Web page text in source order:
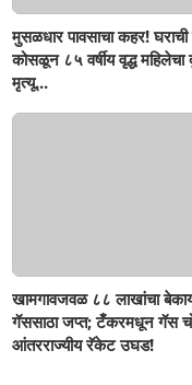
मुसळधार पावसाचा कहर! घराची
कोसळून ८५ वर्षीय वृद्ध महिलेचा
मृत्यू...
खामगावजवळ ८८ लाखांचा
गॅससाठा जप्त; टँकरमधून गॅस
आंतरराज्यीय रॅकेट उघड!